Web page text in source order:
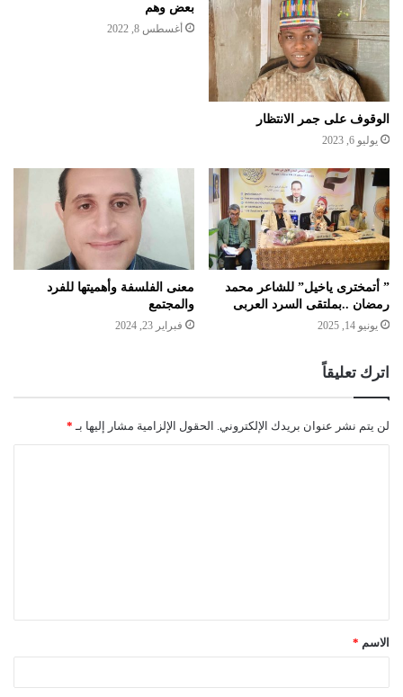
الوقوف على جمر الانتظار
يوليو 6, 2023
بعض وهم
أغسطس 8, 2022
” أتمخترى ياخيل” للشاعر محمد
رمضان ..بملتقى السرد العربى
يونيو 14, 2025
معنى الفلسفة وأهميتها للفرد
والمجتمع
فبراير 23, 2024
اترك تعليقاً
لن يتم نشر عنوان بريدك الإلكتروني. الحقول الإلزامية مشار إليها بـ *
ق
*الاسم *